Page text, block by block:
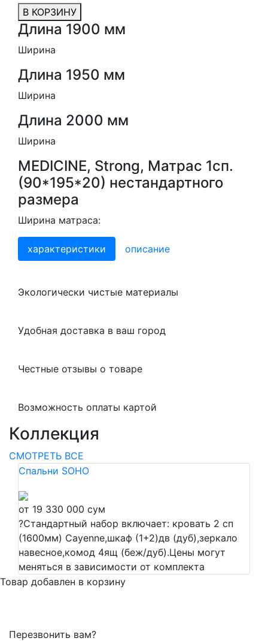
В КОРЗИНУ
Длина 1900 мм
Ширина
Длина 1950 мм
Ширина
Длина 2000 мм
Ширина
MEDICINE, Strong, Матрас 1сп.
(90*195*20) нестандартного
размера
Ширина матраса:
характеристики описание
Экологически чистые материалы
Удобная доставка в ваш город
Честные отзывы о товаре
Возможность оплаты картой
Коллекция
СМОТРЕТЬ ВСЕ
Спальни SOHO
от 19 330 000 сум
?Стандартный набор включает: кровать 2 сп
(1600мм) Cayenne,шкаф (1+2)дв (дуб),зеркало
навесное,комод 4ящ (беж/дуб).Цены могут
меняться в зависимости от комплекта
Товар добавлен в корзину
Перезвонить вам?